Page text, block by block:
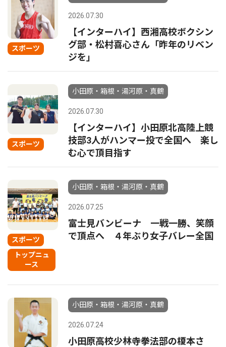
スポーツ
2026.07.30
【インターハイ】西湘高校ボクシン
グ部・松村喜心さん「昨年のリベン
ジを」
スポーツ
小田原・箱根・湯河原・真鶴
2026.07.30
【インターハイ】小田原北高陸上競
技部3人がハンマー投で全国へ 楽し
む心で頂目指す
スポーツ
トップニュ
ース
小田原・箱根・湯河原・真鶴
2026.07.25
富士見バンビーナ 一戦一勝、笑顔
で頂点へ ４年ぶり女子バレー全国
小田原・箱根・湯河原・真鶴
2026.07.24
小田原高校少林寺拳法部の榎本さ